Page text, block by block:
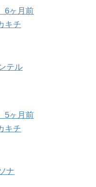
6ヶ月前
キチ
テル
5ヶ月前
キチ
ナ